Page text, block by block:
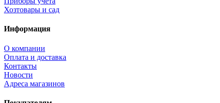
Хозтовары и сад
Информация
О компании
Оплата и доставка
Контакты
Новости
Адреса магазинов